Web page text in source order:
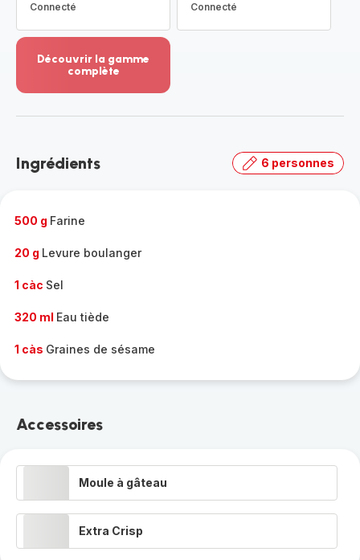
Connecté
Connecté
Découvrir la gamme
complète
-
gamme
Ingrédients 6 personnes
500 g Farine
20 g Levure boulanger
1 càc Sel
320 ml Eau tiède
1 càs Graines de sésame
Accessoires
Moule à gâteau
Extra Crisp